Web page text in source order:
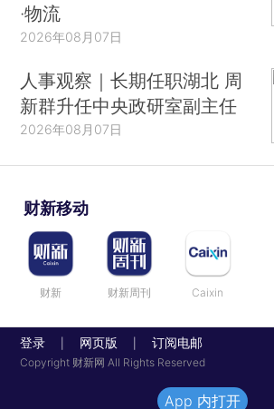
·物流
2026年08月07日
人事观察｜长期任职湖北 周
新群升任中央政研室副主任
2026年08月07日
财新移动
财新 财新周刊 Caixin
登录 网页版 订阅电邮
Copyright 财新网 All Rights Reserved
App 内打开